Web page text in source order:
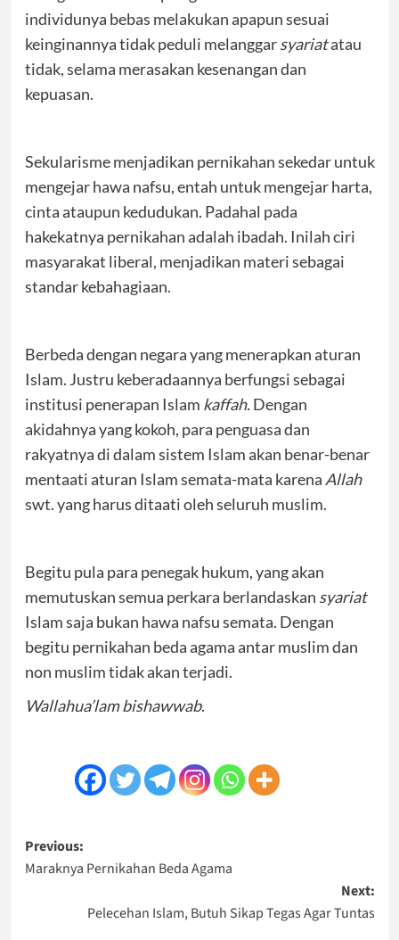
individunya bebas melakukan apapun sesuai
keinginannya tidak peduli melanggarsyariatatau
tidak, selama merasakan kesenangan dan
kepuasan.
Sekularisme menjadikan pernikahan sekedar untuk
mengejar hawa nafsu, entah untuk mengejar harta,
cinta ataupun kedudukan. Padahal pada
hakekatnya pernikahan adalah ibadah. Inilah ciri
masyarakat liberal, menjadikan materi sebagai
standar kebahagiaan.
Berbeda dengan negara yang menerapkan aturan
Islam. Justru keberadaannya berfungsi sebagai
institusi penerapan Islam kaffah.Dengan
akidahnya yang kokoh, para penguasa dan
rakyatnya di dalam sistem Islam akan benar-benar
mentaati aturan Islam semata-mata karena Allah
swt. yang harus ditaati oleh seluruh muslim.
Begitu pula para penegak hukum, yang akan
memutuskan semua perkara berlandaskan syariat
Islam saja bukan hawa nafsu semata. Dengan
begitu pernikahan beda agama antar muslim dan
non muslim tidak akan terjadi.
Wallahua’lam bishawwab.
Post
navigation
Previous:
Maraknya Pernikahan Beda Agama
Next:
Pelecehan Islam, Butuh Sikap Tegas Agar Tuntas